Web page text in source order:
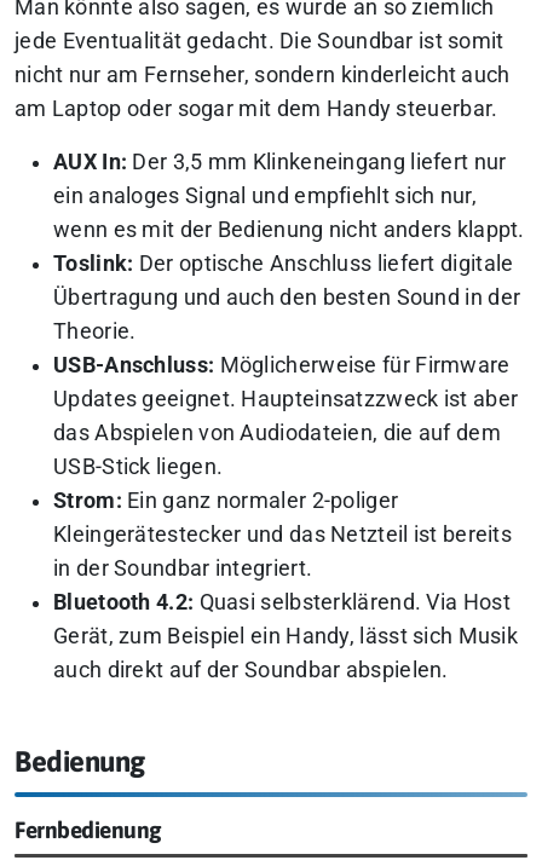
Man könnte also sagen, es wurde an so ziemlich
jede Eventualität gedacht. Die Soundbar ist somit
nicht nur am Fernseher, sondern kinderleicht auch
am Laptop oder sogar mit dem Handy steuerbar.
AUX In: Der 3,5 mm Klinkeneingang liefert nur
ein analoges Signal und empfiehlt sich nur,
wenn es mit der Bedienung nicht anders klappt.
Toslink: Der optische Anschluss liefert digitale
Übertragung und auch den besten Sound in der
Theorie.
USB-Anschluss: Möglicherweise für Firmware
Updates geeignet. Haupteinsatzzweck ist aber
das Abspielen von Audiodateien, die auf dem
USB-Stick liegen.
Strom: Ein ganz normaler 2-poliger
Kleingerätestecker und das Netzteil ist bereits
in der Soundbar integriert.
Bluetooth 4.2: Quasi selbsterklärend. Via Host
Gerät, zum Beispiel ein Handy, lässt sich Musik
auch direkt auf der Soundbar abspielen.
Bedienung
Fernbedienung